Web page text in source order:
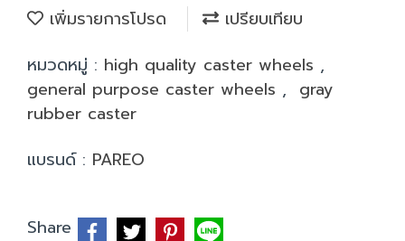
เพิ่มรายการโปรด
เปรียบเทียบ
หมวดหมู่ : high quality caster wheels ,
general purpose caster wheels , gray
rubber caster
แบรนด์ : PAREO
Share